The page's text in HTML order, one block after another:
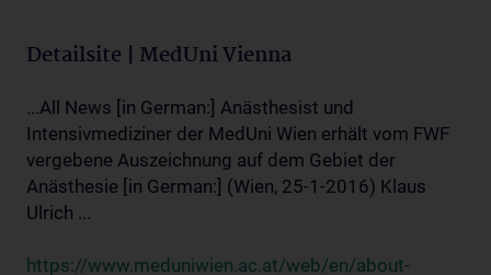
Detailsite | MedUni Vienna
...All News [in German:] Anästhesist und
Intensivmediziner der MedUni Wien erhält vom FWF
vergebene Auszeichnung auf dem Gebiet der
Anästhesie [in German:] (Wien, 25-1-2016) Klaus
Ulrich ...
https://www.meduniwien.ac.at/web/en/about-